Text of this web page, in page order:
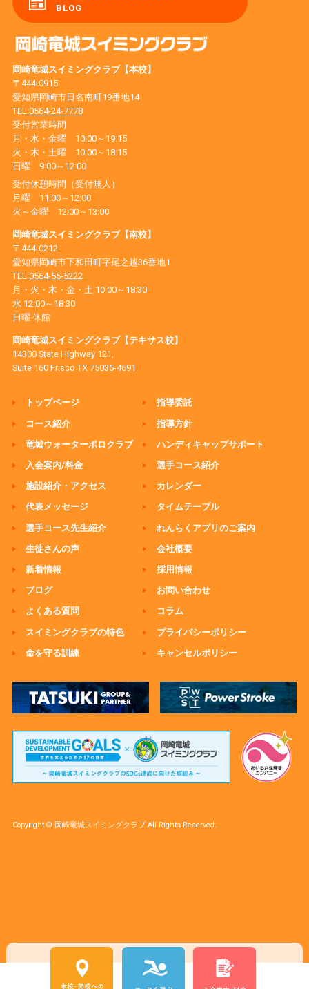
BLOG
岡崎竜城スイミングクラブ【本校】
〒444-0915
愛知県岡崎市日名南町19番地14
TEL:0564-24-7778
受付営業時間
月・水・金曜 10:00～19:15
火・木・土曜 10:00～18:15
日曜 9:00～12:00
受付休憩時間（受付無人）
月曜 11:00～12:00
火～金曜 12:00～13:00
岡崎竜城スイミングクラブ【南校】
〒444-0212
愛知県岡崎市下和田町字尾之越36番地1
TEL:0564-55-5222
月・火・木・金・土 10:00～18:30
水 12:00～18:30
日曜 休館
岡崎竜城スイミングクラブ【テキサス校】
14300 State Highway 121,
Suite 160 Frisco TX 75035-4691
トップページ
コース紹介
竜城ウォーターポロクラブ
入会案内/料金
施設紹介・アクセス
代表メッセージ
選手コース先生紹介
生徒さんの声
新着情報
ブログ
よくある質問
スイミングクラブの特色
命を守る訓練
指導委託
指導方針
ハンディキャップサポート
選手コース紹介
カレンダー
タイムテーブル
れんらくアプリのご案内
会社概要
採用情報
お問い合わせ
コラム
プライバシーポリシー
キャンセルポリシー
Copyright © 岡崎竜城スイミングクラブ All Rights Reserved.